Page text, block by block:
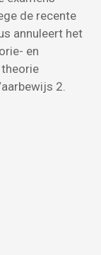
de recente
annuleert het
en
2.